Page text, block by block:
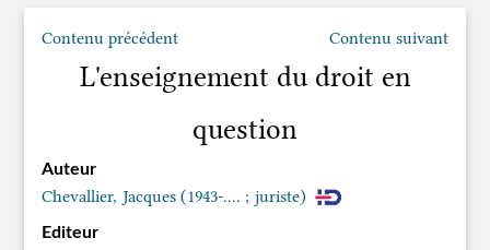
Contenu précédent Contenu suivant
L'enseignement du droit en
question
Auteur
Chevallier, Jacques (1943-.... ; juriste)
Editeur